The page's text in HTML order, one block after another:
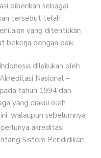
diberikan sebagai
tersebut telah
yang ditentukan
bekerja dengan baik.
dilakukan oleh
Nasional –
tahun 1994 dan
yang diakui oleh
walaupun sebelumnya
akreditasi
Sistem Pendidikan